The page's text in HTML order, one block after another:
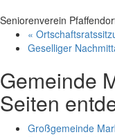
Seniorenverein
«
Geselliger
Gemeinde
Seiten
Großgemeinde